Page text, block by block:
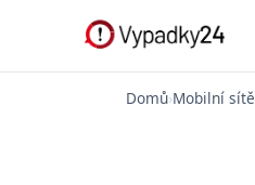
Domů›Mobilní sítě